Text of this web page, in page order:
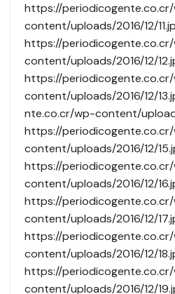
https://
content/uploads/2016/12/
https://
content/uploads/2016/12/
https://
content/uploads/2016/12/
nte.co.cr/wp-content/
https://
content/uploads/2016/12/
https://
content/uploads/2016/12/
https://
content/uploads/2016/12/
https://
content/uploads/2016/12/
https://
content/uploads/2016/12/